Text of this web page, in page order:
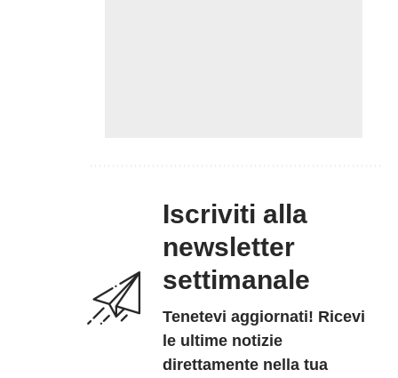
Iscriviti alla
newsletter
settimanale
Tenetevi aggiornati! Ricevi
le ultime notizie
direttamente nella tua